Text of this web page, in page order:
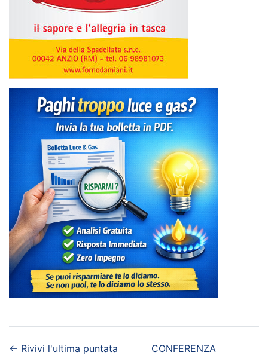
← Rivivi l'ultima puntata
CONFERENZA